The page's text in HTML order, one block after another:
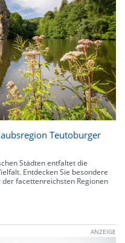
Teutoburger
Städten entfaltet die
Entdecken Sie besondere
facettenreichsten Regionen
ANZEIGE